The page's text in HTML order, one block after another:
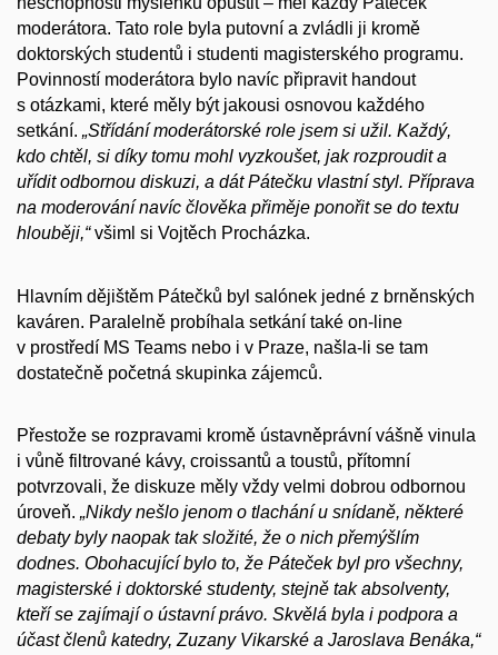
moderátora. Tato role byla putovní a zvládli ji kromě
doktorských studentů i studenti magisterského programu.
Povinností moderátora bylo navíc připravit handout
s otázkami, které měly být jakousi osnovou každého
setkání. „Střídání moderátorské role jsem si užil. Každý,
kdo chtěl, si díky tomu mohl vyzkoušet, jak rozproudit a
uřídit odbornou diskuzi, a dát Pátečku vlastní styl. Příprava
na moderování navíc člověka přiměje ponořit se do textu
hlouběji,“všiml si Vojtěch Procházka.
Hlavním dějištěm Pátečků byl salónek jedné z brněnských
kaváren. Paralelně probíhala setkání také on-line
v prostředí MS Teams nebo i v Praze, našla-li se tam
dostatečně početná skupinka zájemců.
Přestože se rozpravami kromě ústavněprávní vášně vinula
i vůně filtrované kávy, croissantů a toustů, přítomní
potvrzovali, že diskuze měly vždy velmi dobrou odbornou
úroveň. „Nikdy nešlo jenom o tlachání u snídaně, některé
debaty byly naopak tak složité, že o nich přemýšlím
dodnes. Obohacující bylo to, že Páteček byl pro všechny,
magisterské i doktorské studenty, stejně tak absolventy,
kteří se zajímají o ústavní právo. Skvělá byla i podpora a
účast členů katedry, Zuzany Vikarské a Jaroslava Benáka,“